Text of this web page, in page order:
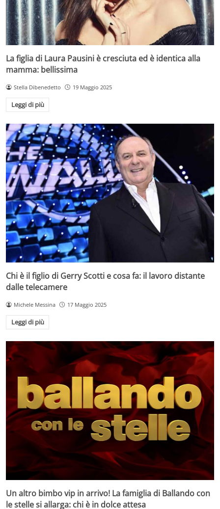
La figlia di Laura Pausini è cresciuta ed è identica alla
mamma: bellissima
Stella Dibenedetto 19 Maggio 2025
Leggi di più
Chi è il figlio di Gerry Scotti e cosa fa: il lavoro distante
dalle telecamere
Michele Messina 17 Maggio 2025
Leggi di più
Un altro bimbo vip in arrivo! La famiglia di Ballando con
le stelle si allarga: chi è in dolce attesa